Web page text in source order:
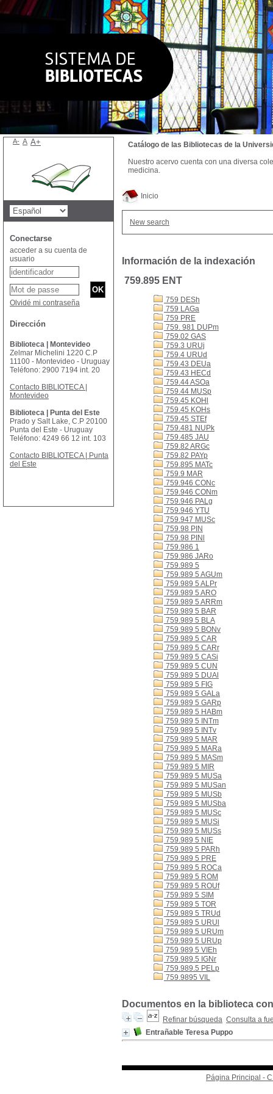
Inicio
New search
Información de la indexación
759.895 ENT
759 DESh
759 LAGa
759 PRE
759. 981 DUPm
759.02 GAS
759.3 URUj
759.4 URUd
759.43 DEUa
759.43 HECd
759.44 ASOa
759.44 MUSp
759.45 KOHl
759.45 KOHs
759.45 STEf
759.481 NUPk
759.485 JAU
759.82 ARGc
759.82 PAYp
759.895 MATc
759.9 MAR
759.946 CONc
759.946 CONm
759.946 PALg
759.946 YTU
759.947 MUSc
759.98 PIN
759.98 PINl
759.986 1
759.986 JARo
759.989 5
759.989 5 AGUm
759.989 5 ALPr
759.989 5 ARO
759.989 5 ARRm
759.989 5 BAR
759.989 5 BLA
759.989 5 BONv
759.989 5 CAR
759.989 5 CARr
759.989 5 CASi
759.989 5 CUN
759.989 5 DUAl
759.989 5 FIG
759.989 5 GALa
759.989 5 GARp
759.989 5 HABm
759.989 5 INTm
759.989 5 INTv
759.989 5 MAR
759.989 5 MARa
759.989 5 MASm
759.989 5 MIR
759.989 5 MUSa
759.989 5 MUSan
759.989 5 MUSb
759.989 5 MUSba
759.989 5 MUSc
759.989 5 MUSi
759.989 5 MUSs
759.989 5 NIE
759.989 5 PARh
759.989 5 PRE
759.989 5 ROCa
759.989 5 ROM
759.989 5 ROUf
759.989 5 SIM
759.989 5 TOR
759.989 5 TRUd
759.989 5 URUl
759.989 5 URUm
759.989 5 URUp
759.989 5 VIEh
759.989.5 IGNr
759.989.5 PELp
759.9895 VIL
Documentos en la biblioteca
Refinar búsqueda Consulta a
Entrañable Teresa Puppo
Página Principal -
Catálogo de las Bibliotecas de la
Nuestro acervo cuenta con una diversa
medicina.
A- A A+
Conectarse
acceder a su cuenta de
usuario
Olvidé mi contraseña
Dirección
Biblioteca | Montevideo
Zelmar Michelini 1220 C.P
11100 - Montevideo - Uruguay
Teléfono: 2900 7194 int. 20
Contacto BIBLIOTECA |
Montevideo
Biblioteca | Punta del Este
Prado y Salt Lake, C.P 20100
Punta del Este - Uruguay
Teléfono: 4249 66 12 int. 103
Contacto BIBLIOTECA | Punta
del Este